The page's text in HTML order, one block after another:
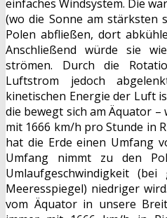
einfaches Windsystem. Die
(wo die Sonne am stärksten
Polen abfließen, dort
Anschließend würde sie
strömen. Durch die
Luftstrom jedoch
kinetischen Energie der Luft
die bewegt sich am Äquator
mit 1666 km/h pro Stunde in
hat die Erde einen Umfang
Umfang nimmt zu den
Umlaufgeschwindigkeit
Meeresspiegel) niedriger
vom Äquator in unsere